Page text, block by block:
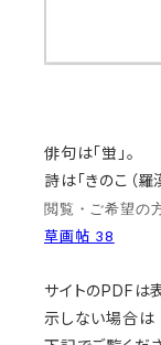
俳句は「蛍」。
詩は「きのこ（羅
閲覧・ご希望の
草画帖 38
サイトのPDFは
示しない場合は